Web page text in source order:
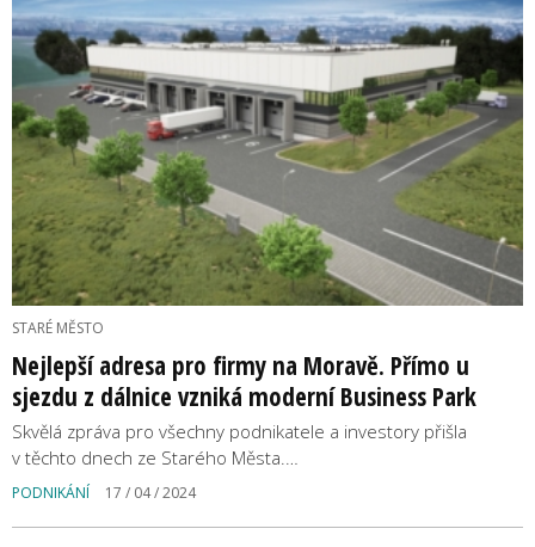
STARÉ MĚSTO
Nejlepší adresa pro firmy na Moravě. Přímo u
sjezdu z dálnice vzniká moderní Business Park
Skvělá zpráva pro všechny podnikatele a investory přišla
v těchto dnech ze Starého Města.…
PODNIKÁNÍ 17 / 04 / 2024